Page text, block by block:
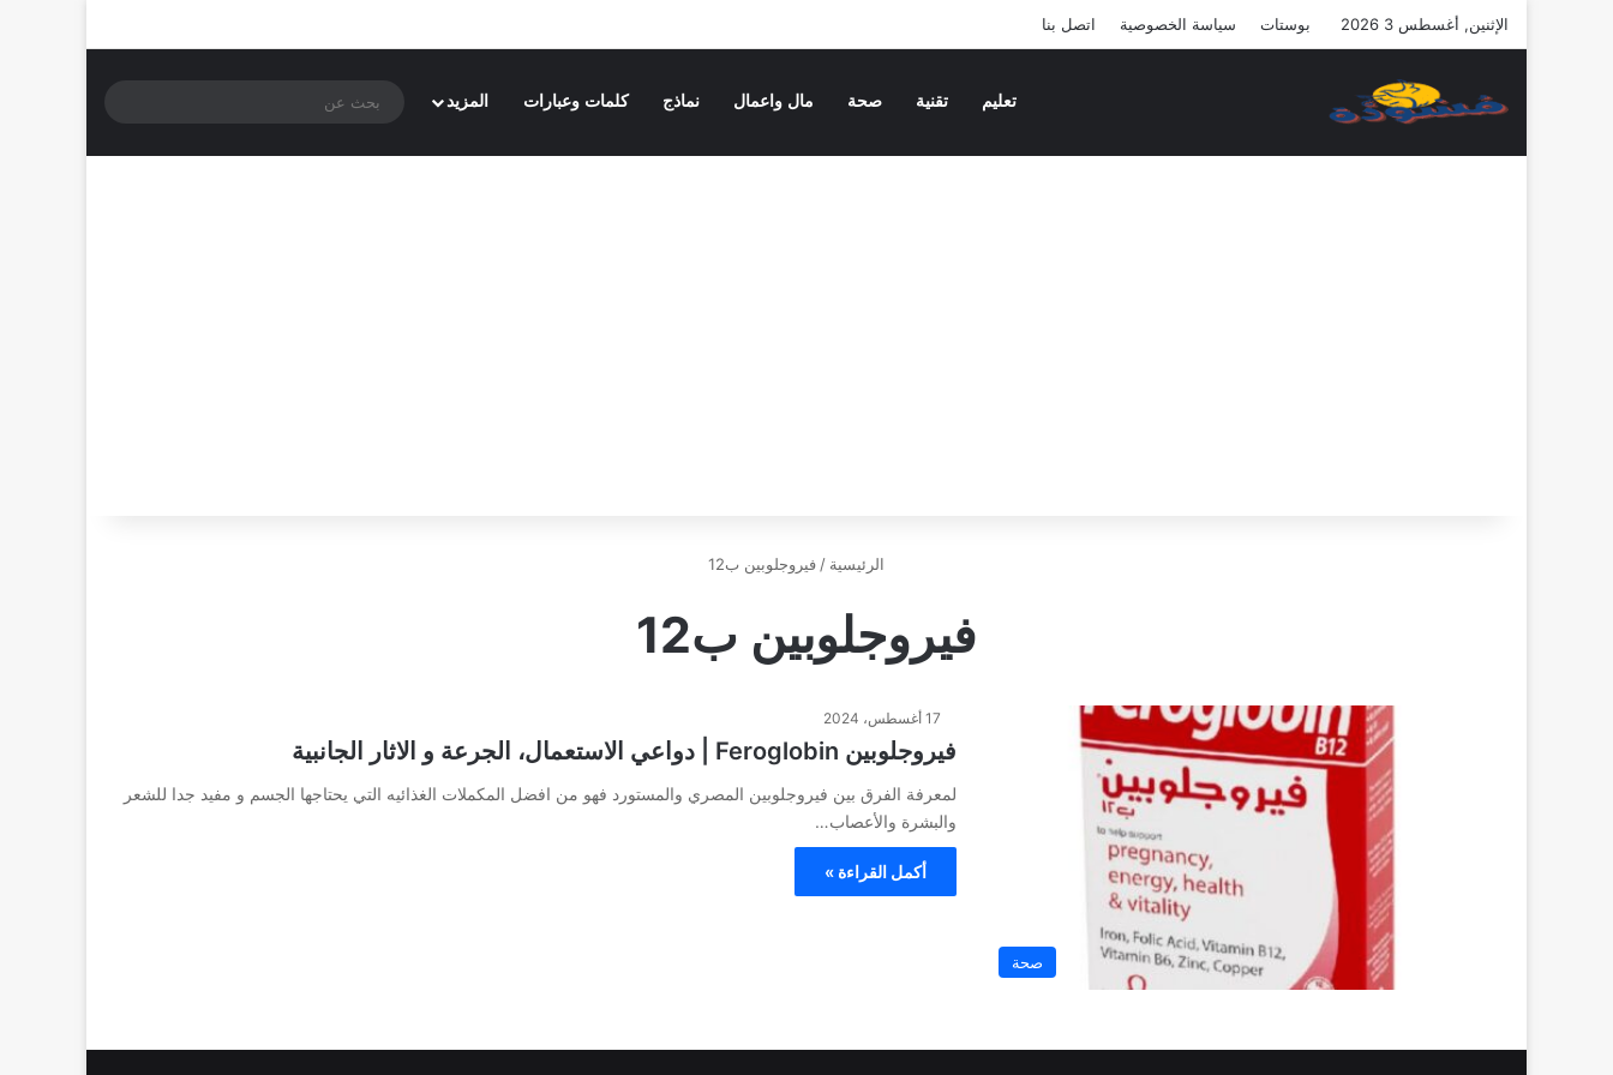
الإثنين, أغسطس 3 2026 بوستات سياسة الخصوصية اتصل بنا
تعليم تقنية صحة مال واعمال نماذج كلمات وعبارات المزيد
الرئيسية / فيروجلوبين ب12
فيروجلوبين ب12
صحة
17 أغسطس، 2024
فيروجلوبين Feroglobin | دواعي الاستعمال، الجرعة و الاثار الجانبية
لمعرفة الفرق بين فيروجلوبين المصري والمستورد فهو من افضل المكملات الغذائيه التي يحتاجها الجسم و مفيد جدا للشعر
والبشرة والأعصاب…
أكمل القراءة »